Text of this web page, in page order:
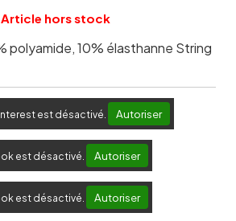
Article hors stock
polyamide, 10% élasthanne String
est désactivé. Autoriser
est désactivé. Autoriser
est désactivé. Autoriser